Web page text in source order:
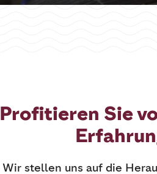
Profitieren Sie
Wir stellen uns auf die